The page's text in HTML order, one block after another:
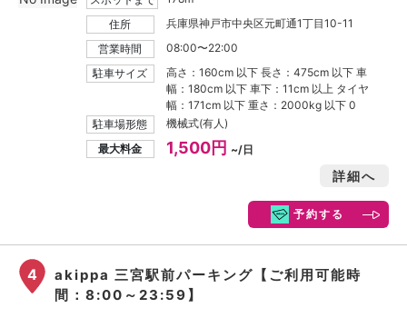
住所
兵庫県神戸市中央区元町通1丁目10-11
営業時間
08:00〜22:00
駐車サイズ
高さ：160cm 以下 長さ：475cm 以下 車
幅：180cm 以下 車下：11cm 以上 タイヤ
幅：171cm 以下 重さ：2000kg 以下 0
駐車場形態
機械式(有人)
最大料金
1,500円 ~/日
詳細へ
予約する
4
akippa 三宮駅前パーキング【ご利用可能時
間：8:00～23:59】